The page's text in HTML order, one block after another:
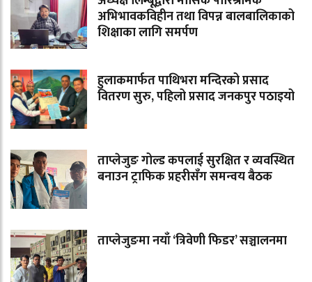
अभिभावकविहीन तथा विपन्न बालबालिकाको
शिक्षाका लागि समर्पण
हुलाकमार्फत पाथिभरा मन्दिरको प्रसाद
वितरण सुरु, पहिलो प्रसाद जनकपुर पठाइयो
ताप्लेजुङ गोल्ड कपलाई सुरक्षित र व्यवस्थित
बनाउन ट्राफिक प्रहरीसँग समन्वय बैठक
ताप्लेजुङमा नयाँ ‘त्रिवेणी फिडर’ सञ्चालनमा